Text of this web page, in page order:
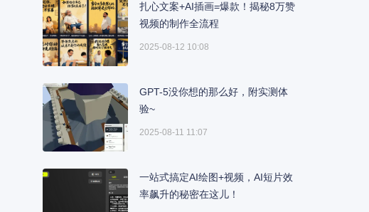
扎心文案+AI插画=爆款！揭秘8万赞
视频的制作全流程
2025-08-12 10:08
GPT-5没你想的那么好，附实测体
验~
2025-08-11 11:07
一站式搞定AI绘图+视频，AI短片效
率飙升的秘密在这儿！